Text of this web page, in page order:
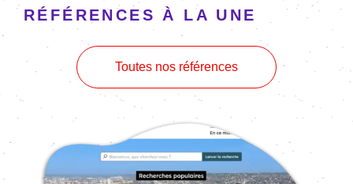
RÉFÉRENCES À LA UNE
Toutes nos références